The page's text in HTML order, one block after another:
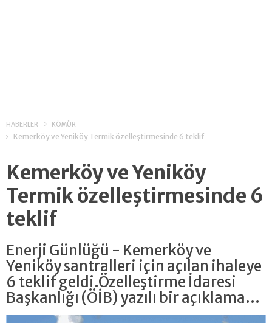
HABERLER KÖMÜR
Kemerköy ve Yeniköy Termik özelleştirmesinde 6 teklif
Kemerköy ve Yeniköy
Termik özelleştirmesinde 6
teklif
Enerji Günlüğü - Kemerköy ve
Yeniköy santralleri için açılan ihaleye
6 teklif geldi.Özelleştirme İdaresi
Başkanlığı (ÖİB) yazılı bir açıklama...